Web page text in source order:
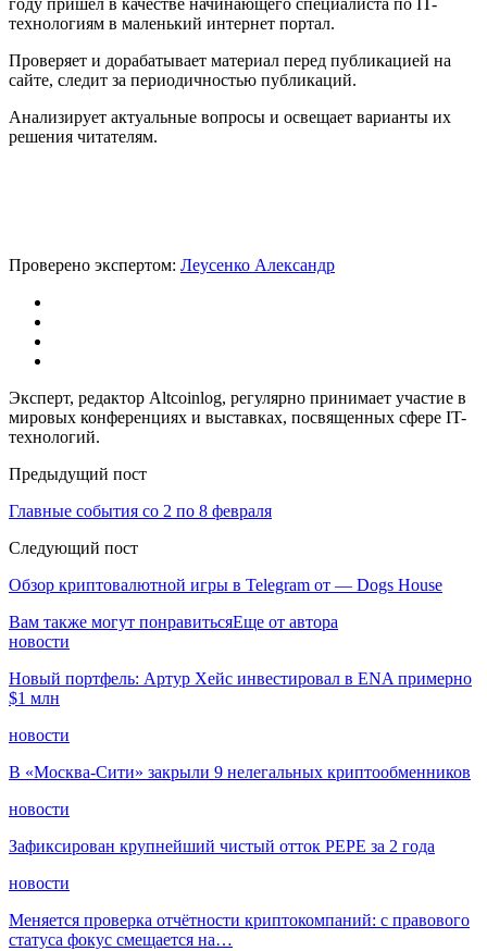
году пришел в качестве начинающего специалиста по IT-
технологиям в маленький интернет портал.
Проверяет и дорабатывает материал перед публикацией на
сайте, следит за периодичностью публикаций.
Анализирует актуальные вопросы и освещает варианты их
решения читателям.
Проверено экспертом: Леусенко Александр
Эксперт, редактор Altcoinlog, регулярно принимает участие в
мировых конференциях и выставках, посвященных сфере IT-
технологий.
Предыдущий пост
Главные события со 2 по 8 февраля
Следующий пост
Обзор криптовалютной игры в Telegram от — Dogs House
Вам также могут понравитьсяЕще от автора
новости
Новый портфель: Артур Хейс инвестировал в ENA примерно
$1 млн
новости
В «Москва-Сити» закрыли 9 нелегальных криптообменников
новости
Зафиксирован крупнейший чистый отток PEPE за 2 года
новости
Меняется проверка отчётности криптокомпаний: с правового
статуса фокус смещается на…